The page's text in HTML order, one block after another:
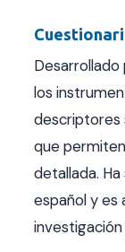
Desarrollado
los
descriptores
que
detallada.
español y es
investigación